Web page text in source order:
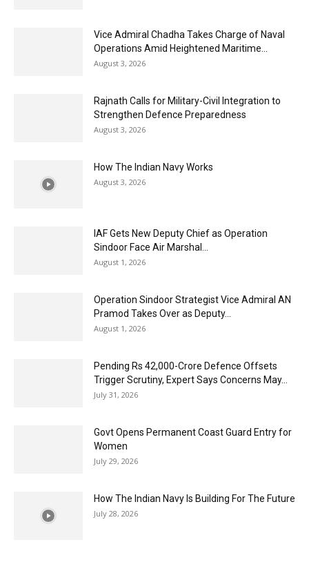
Vice Admiral Chadha Takes Charge of Naval
Operations Amid Heightened Maritime...
August 3, 2026
Rajnath Calls for Military-Civil Integration to
Strengthen Defence Preparedness
August 3, 2026
How The Indian Navy Works
August 3, 2026
IAF Gets New Deputy Chief as Operation
Sindoor Face Air Marshal...
August 1, 2026
Operation Sindoor Strategist Vice Admiral AN
Pramod Takes Over as Deputy...
August 1, 2026
Pending Rs 42,000-Crore Defence Offsets
Trigger Scrutiny, Expert Says Concerns May...
July 31, 2026
Govt Opens Permanent Coast Guard Entry for
Women
July 29, 2026
How The Indian Navy Is Building For The Future
July 28, 2026